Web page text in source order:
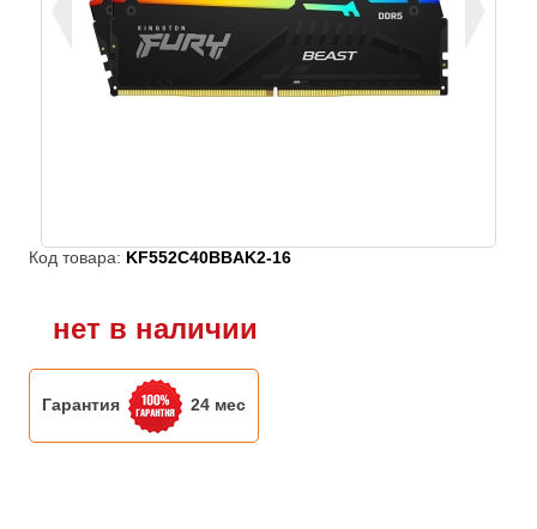
Код товара: KF552C40BBAK2-16
нет в наличии
Гарантия 24 мес